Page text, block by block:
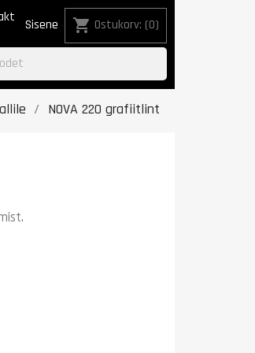
Sisene shopping_cart Ostukorv: (0)
NOVA 220 grafiitlint